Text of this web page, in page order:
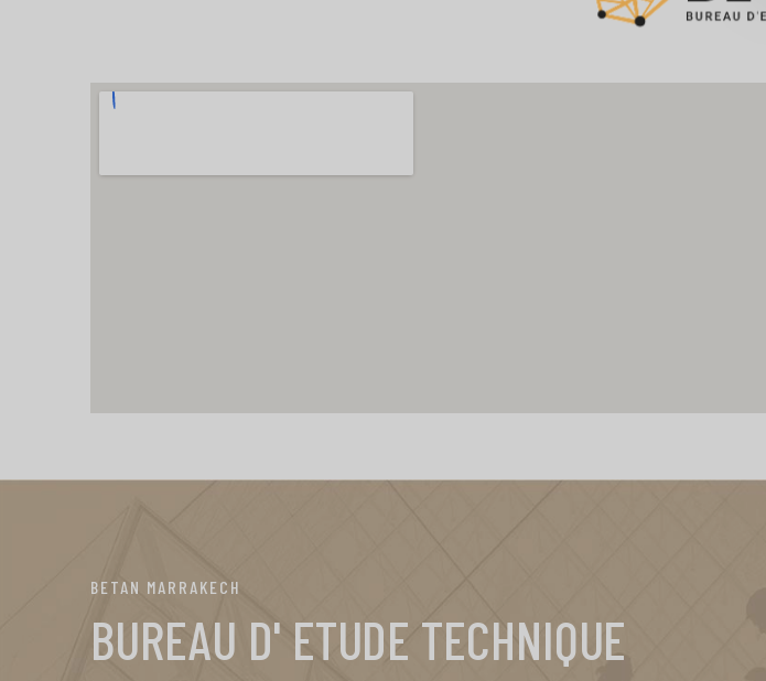
BETAN MARRAKECH
BUREAU D' ETUDE TECHNIQUE